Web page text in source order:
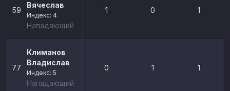
59
Вячеслав
Индекс: 4
Нападающий
1 0 1
77
Климанов
Владислав
Индекс: 5
Нападающий
0 1 1